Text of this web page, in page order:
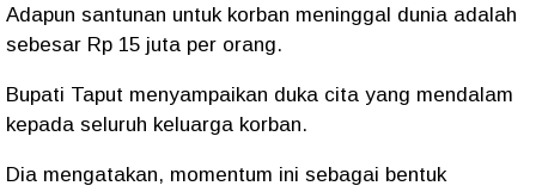
Adapun santunan untuk korban meninggal dunia adalah
sebesar Rp 15 juta per orang.
Bupati Taput menyampaikan duka cita yang mendalam
kepada seluruh keluarga korban.
Dia mengatakan, momentum ini sebagai bentuk